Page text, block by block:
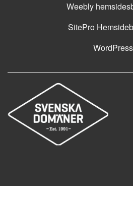
Weebly
SitePro
WordPress